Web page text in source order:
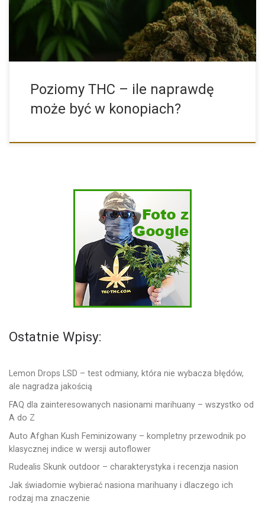
Poziomy THC – ile naprawdę
może być w konopiach?
Ostatnie Wpisy:
Lemon Drops LSD – test odmiany, która nie wybacza błędów,
ale nagradza jakością
FAQ dla zainteresowanych nasionami marihuany – wszystko od
A do Z
Auto Afghan Kush Feminizowany – kompletny przewodnik po
klasycznej indice w wersji autoflower
Rudealis Skunk outdoor – charakterystyka i recenzja nasion
Jak świadomie wybierać nasiona marihuany i dlaczego ich
rodzaj ma znaczenie